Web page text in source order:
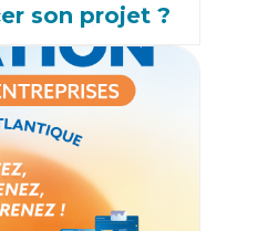
son projet ?